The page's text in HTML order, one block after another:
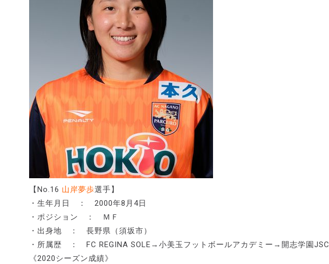
【No.16 山岸夢歩選手】
・生年月日 ： 2000年8月4日
・ポジション ： ＭＦ
・出身地 ： 長野県（須坂市）
・所属歴 ： FC REGINA SOLE→小美玉フットボールアカデミー→開志学園JSC
《2020シーズン成績》